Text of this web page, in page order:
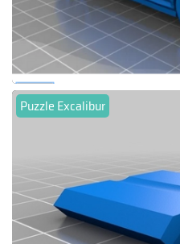
Puzzle Excalibur